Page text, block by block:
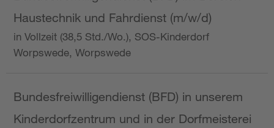
Haustechnik und Fahrdienst (m/w/d)
in Vollzeit (38,5 Std./Wo.), SOS-Kinderdorf
Worpswede, Worpswede
Bundesfreiwilligendienst (BFD) in unserem
Kinderdorfzentrum und in der Dorfmeisterei